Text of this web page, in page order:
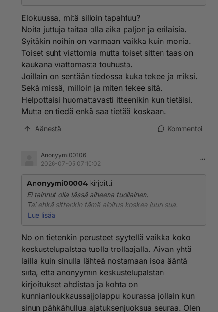
Elokuussa, mitä silloin tapahtuu?
Noita juttuja taitaa olla aika paljon ja erilaisia.
Syitäkin noihin on varmaan vaikka kuin monia.
Toiset suht viattomia mutta toiset sitten taas on
kaukana viattomasta touhusta.
Joillain on sentään tiedossa kuka tekee ja miksi.
Sekä missä, milloin ja miten tekee sitä.
Helpottaisi huomattavasti itteenikin kun tietäisi.
Mutta en tiedä enkä saa tietää koskaan.
Äänestä Kommentoi
Anonyymi00106
2026-07-05 07:10:02
Anonyymi00004 kirjoitti:
Ei tainnut olla tässä aiheena tuollainen.
Tai ehkä sittenkin tämä aloitus koskee juuri sua.
Sulla varmaan on todisteet ja perusteet sanoa
Lue lisää
No on tietenkin perusteet syytellä vaikka koko
keskustelupalstaa tuolla trollaajalla. Aivan yhtä
lailla kuin sinulla lähteä nostamaan isoa ääntä
siitä, että anonyymin keskustelupalstan
kirjoitukset ahdistaa ja kohta on
kunnianloukkaussajjolappu kourassa jollain kun
sinun pähkähullua ajatuksenjuoksua seuraa. Olen